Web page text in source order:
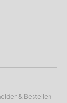
& Bestellen